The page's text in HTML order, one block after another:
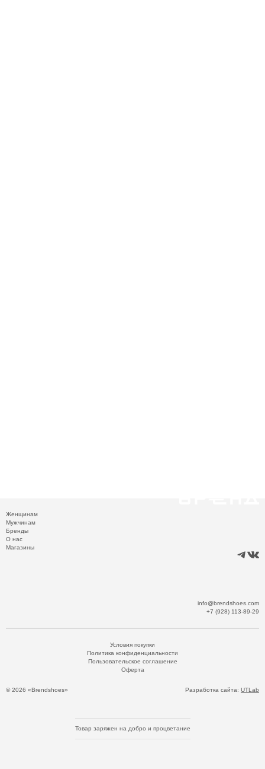
Женщинам
Мужчинам
Бренды
О нас
Магазины
info@brendshoes.com
+7 (928) 113-89-29
© 2026 «Brendshoes»
Условия покупки
Политика конфиденциальности
Пользовательское соглашение
Оферта
Разработка сайта: UTLab
Товар заряжен на добро и процветание